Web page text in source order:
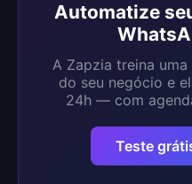
Automatize
A Zapzia treina
do seu negócio e
24h — com
Teste